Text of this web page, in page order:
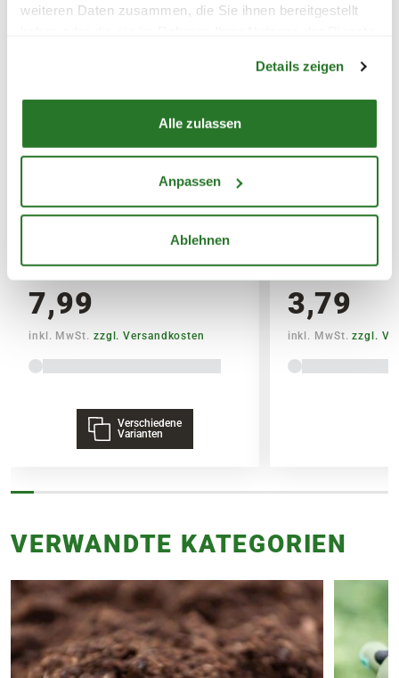
weiteren Daten zusammen, die Sie ihnen bereitgestellt
Details zeigen
Alle zulassen
Anpassen
Ablehnen
Erde)
BLUMEN RISSE Bio-Garten-&
7,99
inkl. MwSt. zzgl. Versandkosten
Verschiedene
Varianten
BLUMEN
3,79
inkl. MwSt.zzgl.
VERWANDTE KATEGORIEN